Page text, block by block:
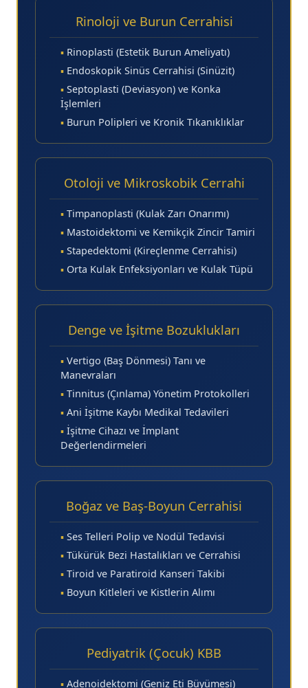
Rinoloji ve Burun Cerrahisi
▪ Rinoplasti (Estetik Burun Ameliyatı)
▪ Endoskopik Sinüs Cerrahisi (Sinüzit)
▪ Septoplasti (Deviasyon) ve Konka
İşlemleri
▪ Burun Polipleri ve Kronik Tıkanıklıklar
Otoloji ve Mikroskobik Cerrahi
▪ Timpanoplasti (Kulak Zarı Onarımı)
▪ Mastoidektomi ve Kemikçik Zincir Tamiri
▪ Stapedektomi (Kireçlenme Cerrahisi)
▪ Orta Kulak Enfeksiyonları ve Kulak Tüpü
Denge ve İşitme Bozuklukları
▪ Vertigo (Baş Dönmesi) Tanı ve
Manevraları
▪ Tinnitus (Çınlama) Yönetim Protokolleri
▪ Ani İşitme Kaybı Medikal Tedavileri
▪ İşitme Cihazı ve İmplant
Değerlendirmeleri
Boğaz ve Baş-Boyun Cerrahisi
▪ Ses Telleri Polip ve Nodül Tedavisi
▪ Tükürük Bezi Hastalıkları ve Cerrahisi
▪ Tiroid ve Paratiroid Kanseri Takibi
▪ Boyun Kitleleri ve Kistlerin Alımı
Pediyatrik (Çocuk) KBB
▪ Adenoidektomi (Geniz Eti Büyümesi)